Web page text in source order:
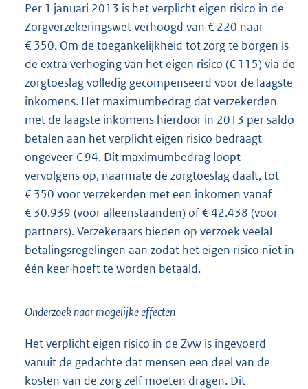
Per 1 januari 2013 is het verplicht eigen risico in de
Zorgverzekeringswet verhoogd van € 220 naar
€ 350. Om de toegankelijkheid tot zorg te borgen is
de extra verhoging van het eigen risico (€ 115) via de
zorgtoeslag volledig gecompenseerd voor de laagste
inkomens. Het maximumbedrag dat verzekerden
met de laagste inkomens hierdoor in 2013 per saldo
betalen aan het verplicht eigen risico bedraagt
ongeveer € 94. Dit maximumbedrag loopt
vervolgens op, naarmate de zorgtoeslag daalt, tot
€ 350 voor verzekerden met een inkomen vanaf
€ 30.939 (voor alleenstaanden) of € 42.438 (voor
partners). Verzekeraars bieden op verzoek veelal
betalingsregelingen aan zodat het eigen risico niet in
één keer hoeft te worden betaald.
Onderzoek naar mogelijke effecten
Het verplicht eigen risico in de Zvw is ingevoerd
vanuit de gedachte dat mensen een deel van de
kosten van de zorg zelf moeten dragen. Dit